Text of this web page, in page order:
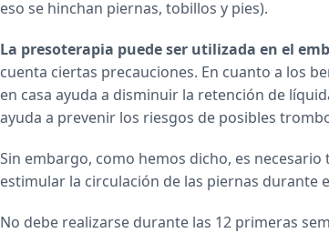
eso se hinchan piernas, tobillos y pies).
La presoterapia puede ser utilizada en el
cuenta ciertas precauciones. En cuanto a los
en casa ayuda a disminuir la retención de
ayuda a prevenir los riesgos de posibles
Sin embargo, como hemos dicho, es necesario
estimular la circulación de las piernas durante
No debe realizarse durante las 12 primeras